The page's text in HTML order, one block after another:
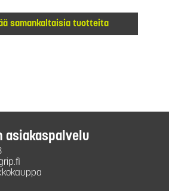
samankaltaisia tuotteita
asiakaspalvelu